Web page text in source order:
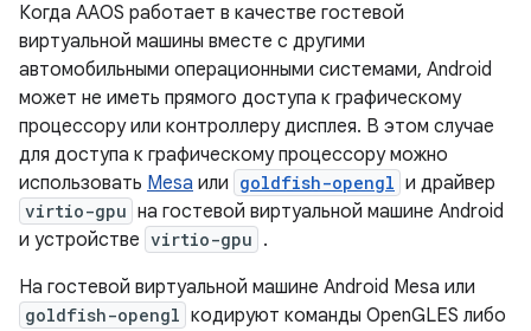
Когда AAOS работает в качестве гостевой
виртуальной машины вместе с другими
автомобильными операционными системами, Android
может не иметь прямого доступа к графическому
процессору или контроллеру дисплея. В этом случае
для доступа к графическому процессору можно
использовать Mesa или goldfish-opengl и драйвер
virtio-gpu на гостевой виртуальной машине Android
и устройстве virtio-gpu .
На гостевой виртуальной машине Android Mesa или
goldfish-opengl кодируют команды OpenGLES либо